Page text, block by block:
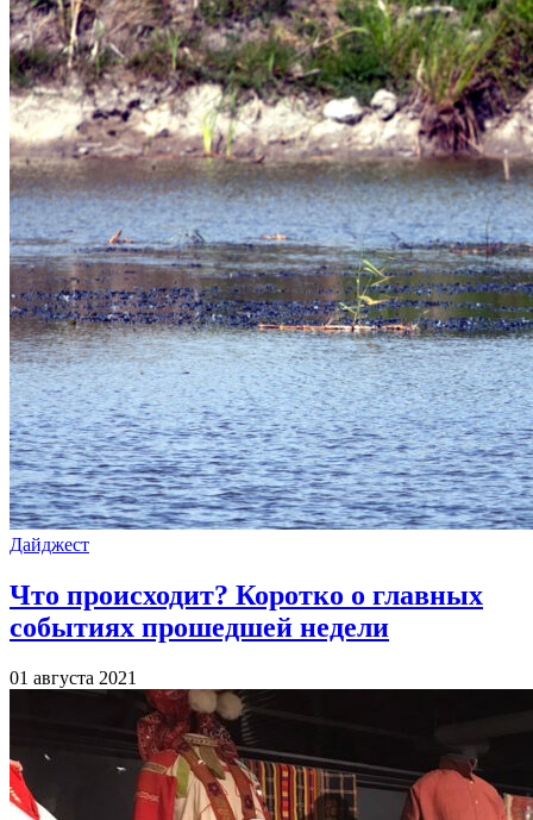
Дайджест
Что происходит? Коротко о главных
событиях прошедшей недели
01 августа 2021